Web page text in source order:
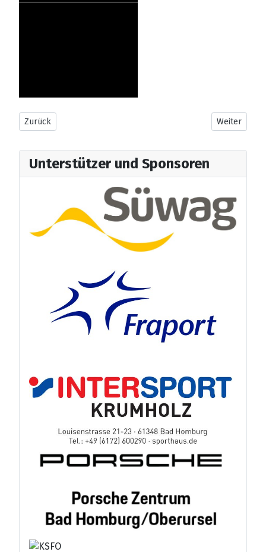
Vorheriger Beitrag: Läuferanschreiben 2026
Zurück Nächster
Weiter
Unterstützer und Sponsoren